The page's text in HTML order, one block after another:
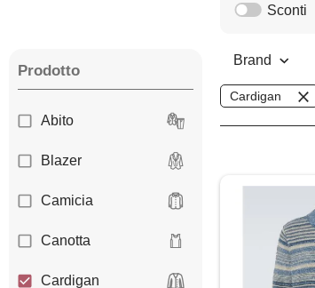
Prodotto
Abito
Blazer
Camicia
Canotta
Cardigan
Sconti
Brand
Cardigan